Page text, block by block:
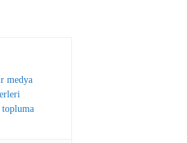
medya
topluma